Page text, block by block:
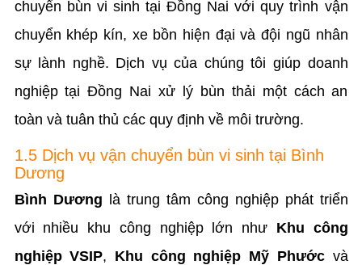
chuyển bùn vi sinh tại Đồng Nai với quy trình vận
chuyển khép kín, xe bồn hiện đại và đội ngũ nhân
sự lành nghề. Dịch vụ của chúng tôi giúp doanh
nghiệp tại Đồng Nai xử lý bùn thải một cách an
toàn và tuân thủ các quy định về môi trường.
1.5 Dịch vụ vận chuyển bùn vi sinh tại Bình
Dương
Bình Dương là trung tâm công nghiệp phát triển
với nhiều khu công nghiệp lớn như Khu công
nghiệp VSIP, Khu công nghiệp Mỹ Phướcvà